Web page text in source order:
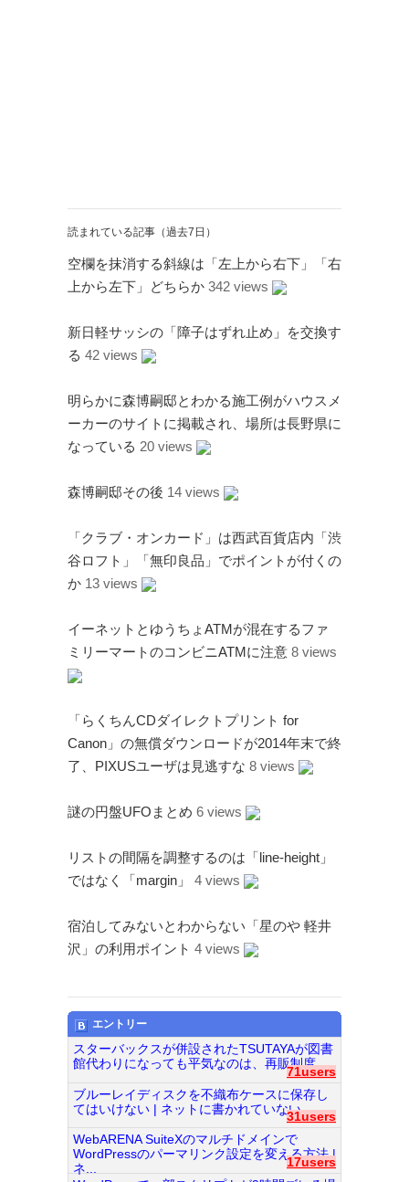
GALLERY SIDE
読まれている記事（過去7日）
空欄を抹消する斜線は「左上から右下」「右
上から左下」どちらか 342 views
新日軽サッシの「障子はずれ止め」を交換す
る 42 views
明らかに森博嗣邸とわかる施工例がハウスメ
ーカーのサイトに掲載され、場所は長野県に
なっている 20 views
森博嗣邸その後 14 views
「クラブ・オンカード」は西武百貨店内「渋
谷ロフト」「無印良品」でポイントが付くの
か 13 views
イーネットとゆうちょATMが混在するファ
ミリーマートのコンビニATMに注意 8 views
「らくちんCDダイレクトプリント for
Canon」の無償ダウンロードが2014年末で終
了、PIXUSユーザは見逃すな 8 views
謎の円盤UFOまとめ 6 views
リストの間隔を調整するのは「line-height」
ではなく「margin」
4 views
宿泊してみないとわからない「星のや 軽井
沢」の利用ポイント 4 views
エントリー
スターバックスが併設されたTSUTAYAが図書
館代わりになっても平気なのは、再販制度...
71users
ブルーレイディスクを不織布ケースに保存し
てはいけない | ネットに書かれていない...
31users
WebARENA SuiteXのマルチドメインで
WordPressのパーマリンク設定を変える方法 |
ネ...
17users